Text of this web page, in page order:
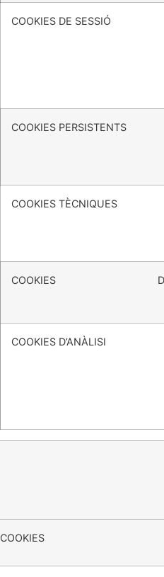
COOKIES DE SESSIÓ
COOKIES PERSISTENTS
COOKIES TÈCNIQUES
COOKIES DE
COOKIES D’ANÀLISI
COOKIES